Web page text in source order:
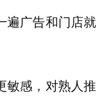
遍广告和门店就
敏感，对熟人推